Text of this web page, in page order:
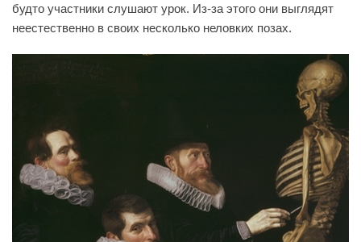
будто участники слушают урок. Из-за этого они выглядят
неестественно в своих несколько неловких позах.